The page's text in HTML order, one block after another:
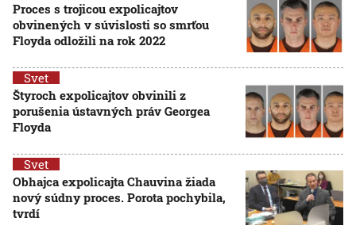
Proces s trojicou expolicajtov
obvinených v súvislosti so smrťou
Floyda odložili na rok 2022
Svet
Štyroch expolicajtov obvinili z
porušenia ústavných práv Georgea
Floyda
Svet
Obhajca expolicajta Chauvina žiada
nový súdny proces. Porota pochybila,
tvrdí